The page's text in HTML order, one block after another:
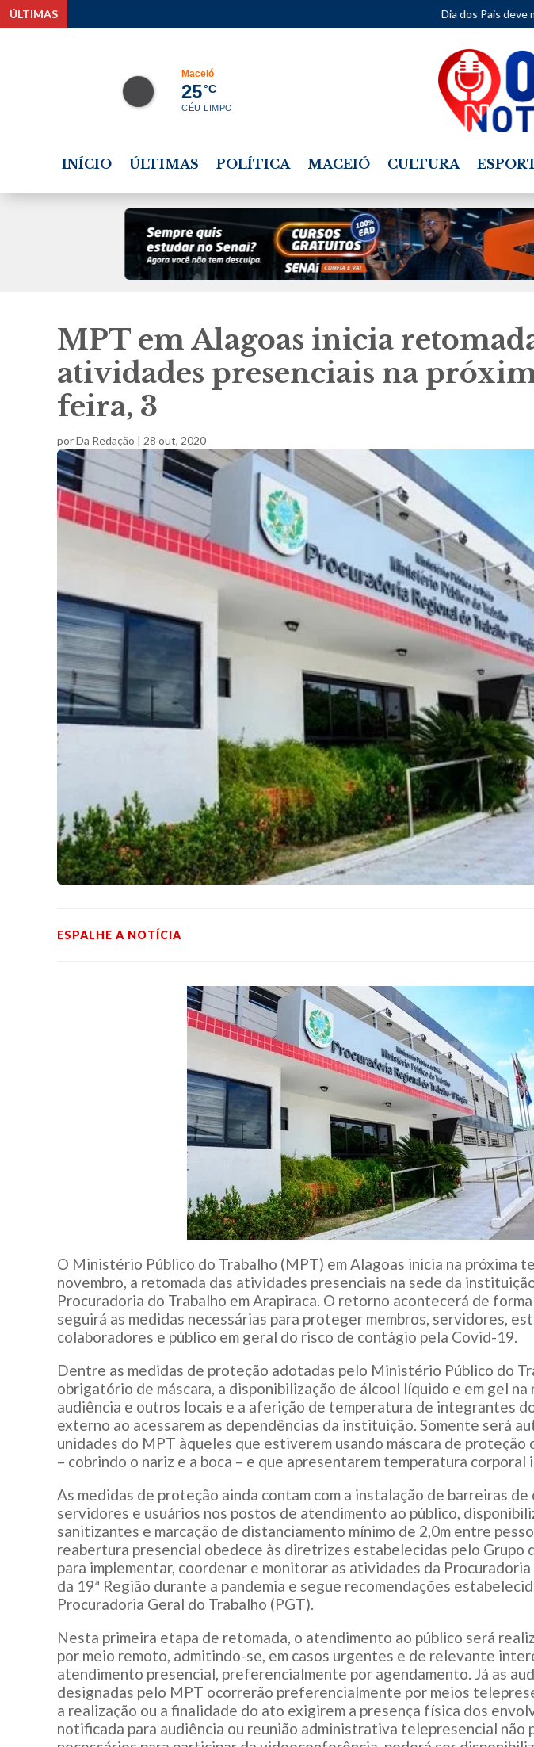
ÚLTIMAS Dia dos Pais deve movimentar bares
Maceió
25°C
CÉU LIMPO
INÍCIO ÚLTIMAS POLÍTICA MACEIÓ CULTURA
MPT em Alagoas inicia
atividades presenciais na
feira, 3
porDa Redação 28 out, 2020
ESPALHE A NOTÍCIA
O Ministério Público do Trabalho (MPT) em Alagoas inicia na próxima
novembro, a retomada das atividades presenciais na sede da
Procuradoria do Trabalho em Arapiraca. O retorno acontecerá de
seguirá as medidas necessárias para proteger membros, servidores,
colaboradores e público em geral do risco de contágio pela Covid-19.
Dentre as medidas de proteção adotadas pelo Ministério Público do
obrigatório de máscara, a disponibilização de álcool líquido e em gel na
audiência e outros locais e a aferição de temperatura de integrantes
externo ao acessarem as dependências da instituição. Somente será
unidades do MPT àqueles que estiverem usando máscara de proteção
– cobrindo o nariz e a boca – e que apresentarem temperatura corporal
As medidas de proteção ainda contam com a instalação de barreiras
servidores e usuários nos postos de atendimento ao público,
sanitizantes e marcação de distanciamento mínimo de 2,0m entre
reabertura presencial obedece às diretrizes estabelecidas pelo Grupo
para implementar, coordenar e monitorar as atividades da
da 19ª Região durante a pandemia e segue recomendações
Procuradoria Geral do Trabalho (PGT).
Nesta primeira etapa de retomada, o atendimento ao público será
por meio remoto, admitindo-se, em casos urgentes e de relevante
atendimento presencial, preferencialmente por agendamento. Já as
designadas pelo MPT ocorrerão preferencialmente por meios
a realização ou a finalidade do ato exigirem a presença física dos
notificada para audiência ou reunião administrativa telepresencial não